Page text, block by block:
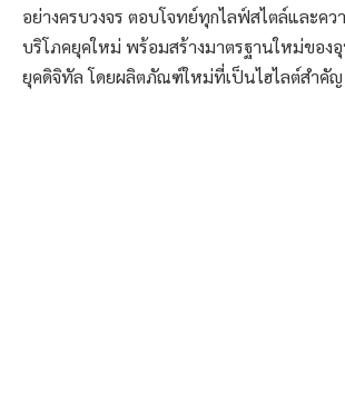
อย่างครบวงจร ตอบโจทย์ทุกไลฟ์สไตล์และคว
บริโภคยุคใหม่ พร้อมสร้างมาตรฐานใหม่ของ
ยุคดิจิทัล โดยผลิตภัณฑ์ใหม่ที่เป็นไฮไลต์สำคั